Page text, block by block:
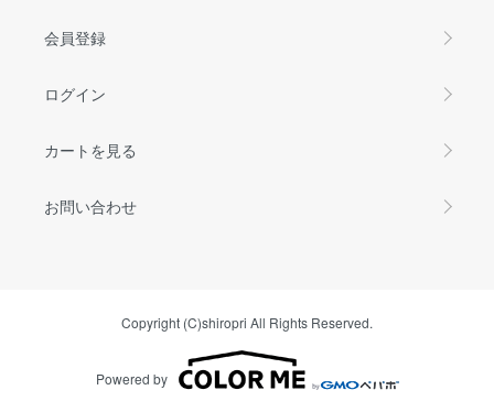
会員登録
ログイン
カートを見る
お問い合わせ
Copyright (C)shiropri All Rights Reserved.
Powered by